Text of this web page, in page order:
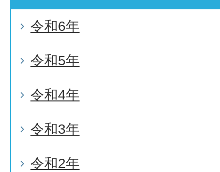
令和6年
令和5年
令和4年
令和3年
令和2年